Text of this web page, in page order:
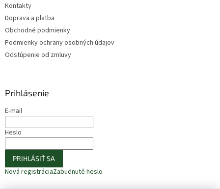
Kontakty
Doprava a platba
Obchodné podmienky
Podmienky ochrany osobných údajov
Odstúpenie od zmluvy
Prihlásenie
E-mail
Heslo
PRIHLÁSIŤ SA
Nová registráciaZabudnuté heslo